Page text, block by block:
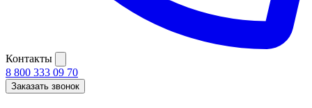
Контакты
8 800 333 09 70
Заказать звонок